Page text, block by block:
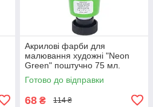
Акрилові фарби для
малювання художні "Neon
Green" поштучно 75 мл.
Готово до відправки
68 ₴ 114 ₴